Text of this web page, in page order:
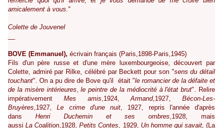
amicalement à vous."
Colette de Jouvenel
BOVE (Emmanuel), écrivain français (Paris,1898-Paris,1945)
Fils d'un père russe et d'une mère luxembourgeoise, découvert par
Colette, admiré par Rilke, célébré par Beckett pour son "sens du détail
touchant". On a pu dire de Bove qu'il était "le romancier de la défaite et
de la misère intérieures, le peintre de la médiocrité à l'état brut". Relire
impérativement
Mes amis,1924, Armand,1927,
Bécon-Les-
Bruyères,1927, Le crime d'une nuit, 1927, repris l'année d'après
dans
Henri Duchemin et ses ombres,1928, mais
aussi La Coalition,1928, Petits Contes, 1929, Un homme qui savait, (La